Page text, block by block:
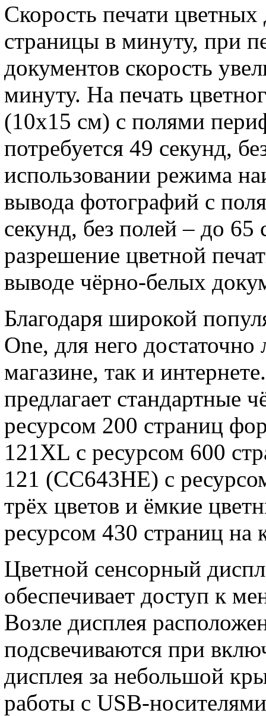
Скорость печати цветных
страницы в минуту, при
документов скорость
минуту. На печать
(10х15 см) с полями
потребуется 49 секунд,
использовании режима
вывода фотографий с
секунд, без полей – до
разрешение цветной
выводе чёрно-белых
Благодаря широкой
One, для него
магазине, так и
предлагает стандартные
ресурсом 200 страниц
121XL с ресурсом 600
121 (CC643HE) с
трёх цветов и ёмкие
ресурсом 430 страниц на
Цветной сенсорный
обеспечивает доступ к
Возле дисплея
подсвечиваются при
дисплея за небольшой
работы с USB-